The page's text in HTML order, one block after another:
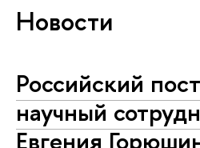
Новости
Российский
научный
Евгения